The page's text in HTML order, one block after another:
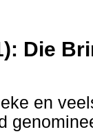
Die
en